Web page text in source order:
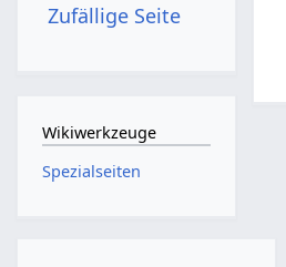
Zufällige Seite
Wikiwerkzeuge
Spezialseiten